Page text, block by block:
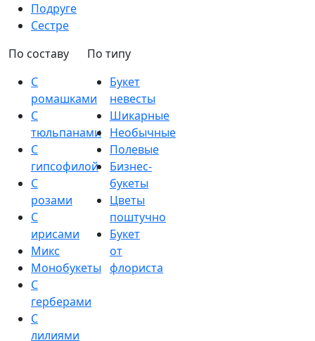
Подруге
Сестре
По составу
С
ромашками
С
тюльпанами
С
гипсофилой
С
розами
С
ирисами
Микс
Монобукеты
С
герберами
С
лилиями
По типу
Букет
невесты
Шикарные
Необычные
Полевые
Бизнес-
букеты
Цветы
поштучно
Букет
от
флориста